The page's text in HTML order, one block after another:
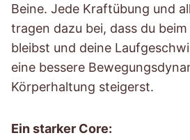
Beine. Jede Kraftübung und
tragen dazu bei, dass du
bleibst und deine
eine bessere
Körperhaltung steigerst.
Ein starker Core: